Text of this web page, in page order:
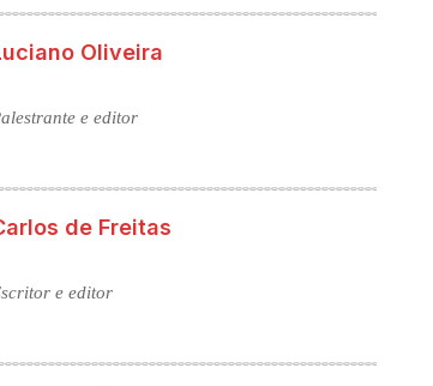
Oliveira
e editor
de Freitas
e editor